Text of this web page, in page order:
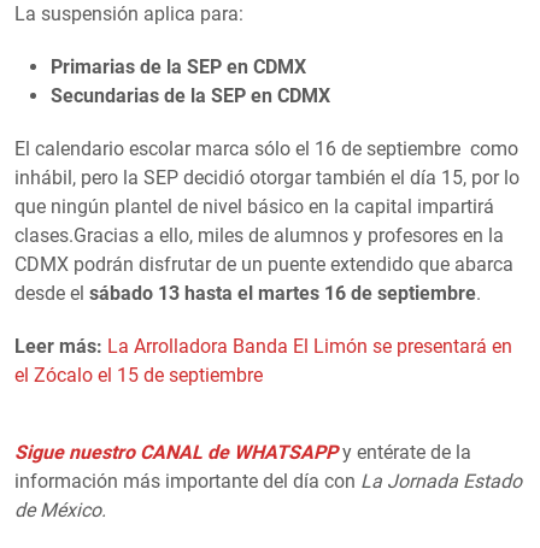
La suspensión aplica para:
Primarias de la SEP en CDMX
Secundarias de la SEP en CDMX
El calendario escolar marca sólo el 16 de septiembre como
inhábil, pero la SEP decidió otorgar también el día 15, por lo
que ningún plantel de nivel básico en la capital impartirá
clases.Gracias a ello, miles de alumnos y profesores en la
CDMX podrán disfrutar de un puente extendido que abarca
desde el sábado 13 hasta el martes 16 de septiembre.
Leer más: La Arrolladora Banda El Limón se presentará en
el Zócalo el 15 de septiembre
Sigue nuestro CANAL de WHATSAPP y entérate de la
información más importante del día con La Jornada Estado
de México.